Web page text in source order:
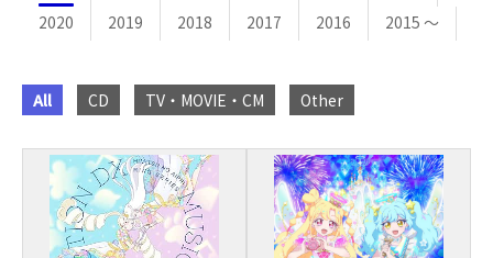
2020
2019 2018 2017 2016 2015 〜
All CD TV・MOVIE・CM Other